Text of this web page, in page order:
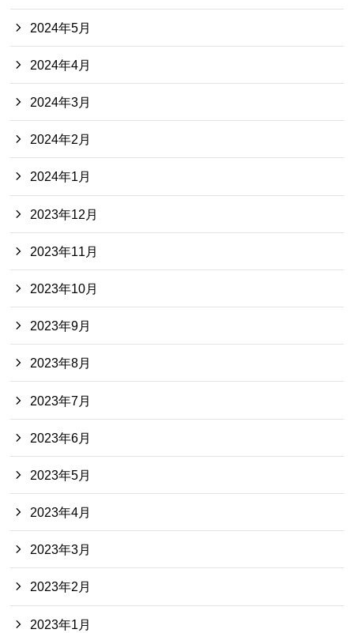
2024年5月
2024年4月
2024年3月
2024年2月
2024年1月
2023年12月
2023年11月
2023年10月
2023年9月
2023年8月
2023年7月
2023年6月
2023年5月
2023年4月
2023年3月
2023年2月
2023年1月